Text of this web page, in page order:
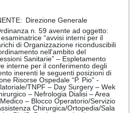
Direzione Generale
n. 59 avente ad oggetto:
“avvisi interni per il
di Organizzazione riconduscibili
nell'ambito del
Sanitarie” – Espletamento
interne per il conferimento degli
inerenti le seguenti posizioni di
Risorse Ospedale “P. Pio” -
TNPF – Day Surgery – Wek
– Nefrologia Dialisi – Area
– Blocco Operatorio/Servizio
Chirurgica/Ortopedia/Sala